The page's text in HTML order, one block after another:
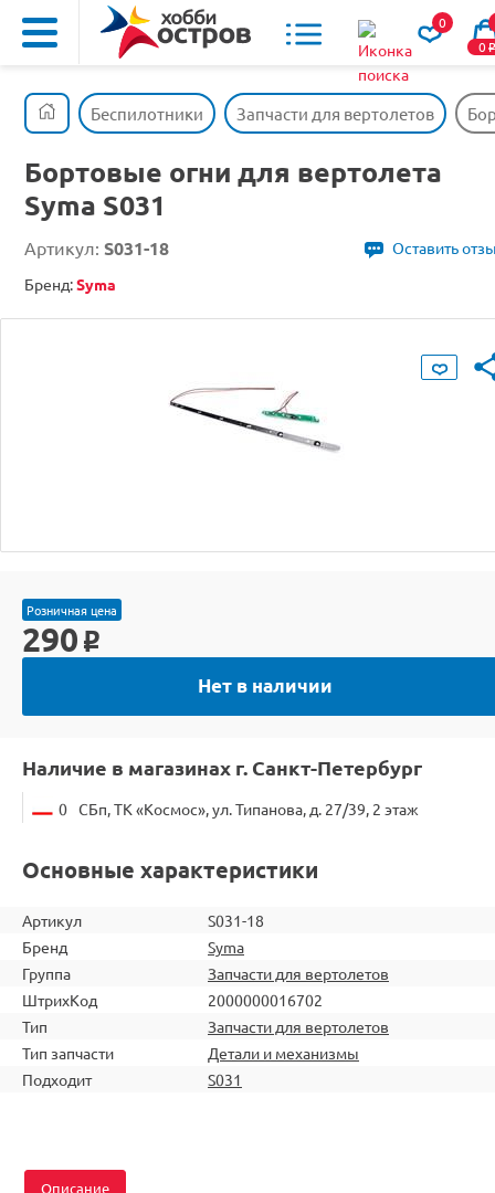
0
0o
Беспилотники Запчасти для вертолетов
Бортовые огни для вертолета
Syma S031
Артикул: S031-18
Оставить
Бренд:Syma
Розничная цена
290 o
Нет в наличии
Наличие в магазинах г. Санкт-Петербург
0 СБп, ТК «Космос», ул. Типанова, д. 27/39, 2 этаж
Основные характеристики
Артикул
S031-18
Бренд
Syma
Группа
Запчасти для вертолетов
ШтрихКод
2000000016702
Тип
Запчасти для вертолетов
Тип запчасти
Детали и механизмы
Подходит
S031
Описание